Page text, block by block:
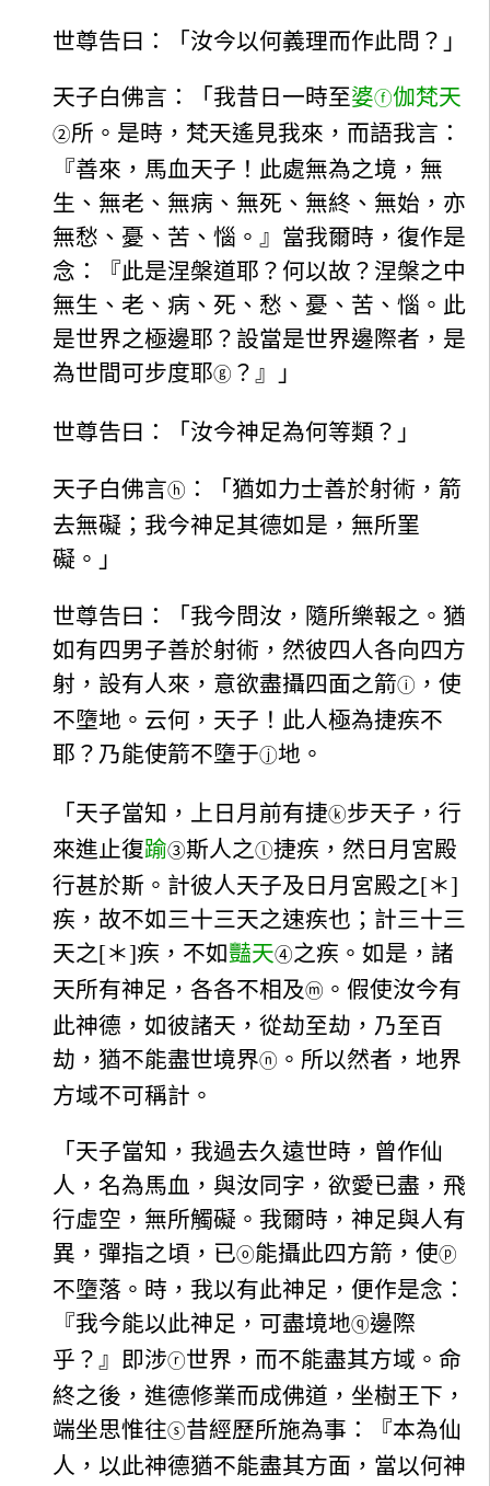
世尊告曰：「汝今以何義理而作此問？」
天子白佛言：「我昔日一時至婆ⓕ伽梵天
②所。是時，梵天遙見我來，而語我言：
『善來，馬血天子！此處無為之境，無
生、無老、無病、無死、無終、無始，亦
無愁、憂、苦、惱。』當我爾時，復作是
念：『此是涅槃道耶？何以故？涅槃之中
無生、老、病、死、愁、憂、苦、惱。此
是世界之極邊耶？設當是世界邊際者，是
為世間可步度耶ⓖ ？』」
世尊告曰：「汝今神足為何等類？」
天子白佛言ⓗ ：「猶如力士善於射術，箭
去無礙；我今神足其德如是，無所罣
礙。」
世尊告曰：「我今問汝，隨所樂報之。猶
如有四男子善於射術，然彼四人各向四方
射，設有人來，意欲盡攝四面之箭ⓘ ，使
不墮地。云何，天子！此人極為捷疾不
耶？乃能使箭不墮于ⓙ地。
「天子當知，上日月前有捷ⓚ步天子，行
來進止復踰③斯人之ⓛ捷疾，然日月宮殿
行甚於斯。計彼人天子及日月宮殿之[＊]
疾，故不如三十三天之速疾也；計三十三
天之[＊]疾，不如豔天④之疾。如是，諸
天所有神足，各各不相及ⓜ 。假使汝今有
此神德，如彼諸天，從劫至劫，乃至百
劫，猶不能盡世境界ⓝ 。所以然者，地界
方域不可稱計。
「天子當知，我過去久遠世時，曾作仙
人，名為馬血，與汝同字，欲愛已盡，飛
行虛空，無所觸礙。我爾時，神足與人有
異，彈指之頃，已ⓞ能攝此四方箭，使ⓟ
不墮落。時，我以有此神足，便作是念：
『我今能以此神足，可盡境地ⓠ邊際
乎？』即涉ⓡ世界，而不能盡其方域。命
終之後，進德修業而成佛道，坐樹王下，
端坐思惟往ⓢ昔經歷所施為事：『本為仙
人，以此神德猶不能盡其方面，當以何神